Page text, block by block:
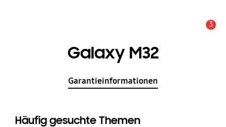
3
Galaxy M32
Garantieinformationen
Häufig gesuchte Themen